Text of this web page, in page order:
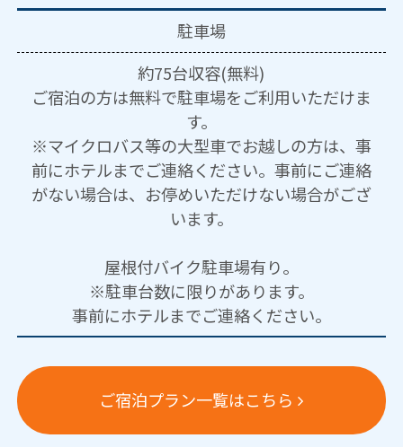
駐車場
約75台収容(無料)
ご宿泊の方は無料で駐車場をご利用いただけま
す。
※マイクロバス等の大型車でお越しの方は、事
前にホテルまでご連絡ください。事前にご連絡
がない場合は、お停めいただけない場合がござ
います。
屋根付バイク駐車場有り。
※駐車台数に限りがあります。
事前にホテルまでご連絡ください。
ご宿泊プラン一覧はこちら